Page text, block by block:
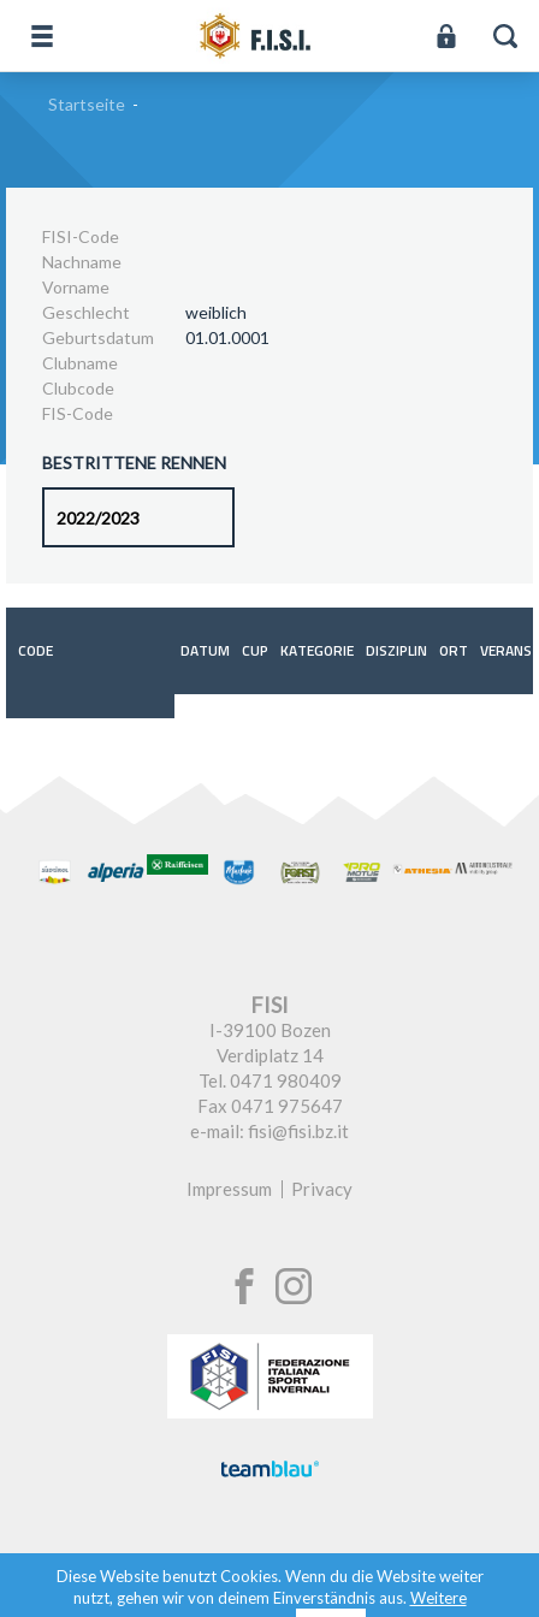
Startseite -
FISI-Code
Nachname
Vorname
Geschlecht
weiblich
Geburtsdatum
01.01.0001
Clubname
Clubcode
FIS-Code
BESTRITTENE RENNEN
CODE DATUM CUP KATEGORIE DISZIPLIN ORT
FISI
I-39100 Bozen
Verdiplatz 14
Tel. 0471 980409
Fax 0471 975647
e-mail: fisi@fisi.bz.it
Impressum Privacy
Diese Website benutzt Cookies. Wenn du die Website weiter
nutzt, gehen wir von deinem Einverständnis aus. Weitere